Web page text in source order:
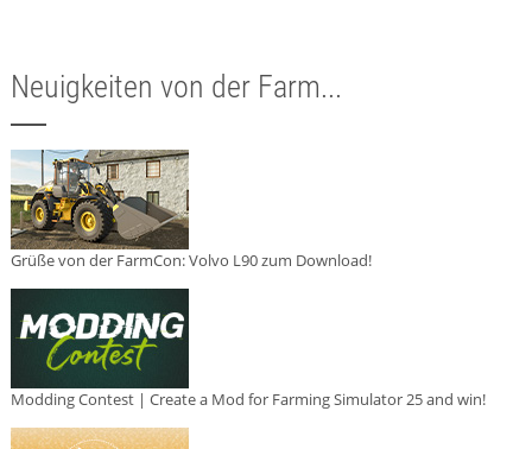
Neuigkeiten von der Farm...
Grüße von der FarmCon: Volvo L90 zum Download!
Modding Contest | Create a Mod for Farming Simulator 25 and win!